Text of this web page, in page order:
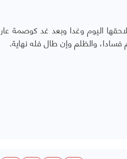
اليوم وغدا وبعد غد كوصمة عار
والظلم وإن طال فله نهاية.